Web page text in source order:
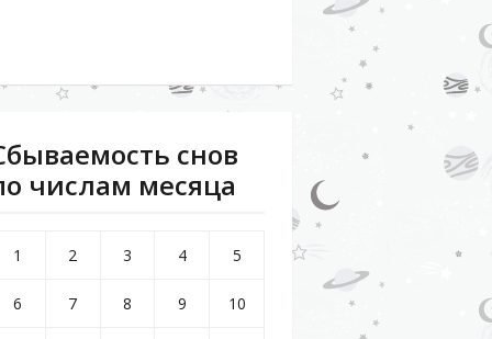
снов
числам месяца
1 2 3 4 5
6 7 8 9 10